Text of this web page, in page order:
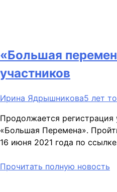
«Большая
участников
Ирина Ядрышникова5 лет
Продолжается регистрация
«Большая Перемена».
16 июня 2021 года по
Прочитать полную новость